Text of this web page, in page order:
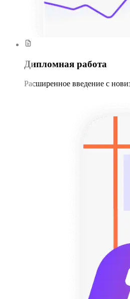
Дипломная работа
Расширенное введение с